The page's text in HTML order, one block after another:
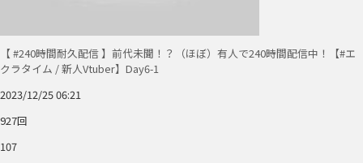
【 #240時間耐久配信 】前代未聞！？（ほぼ）有人で240時間配信中！【#エ
クラタイム / 新人Vtuber】Day6-1
2023/12/25 06:21
927回
107